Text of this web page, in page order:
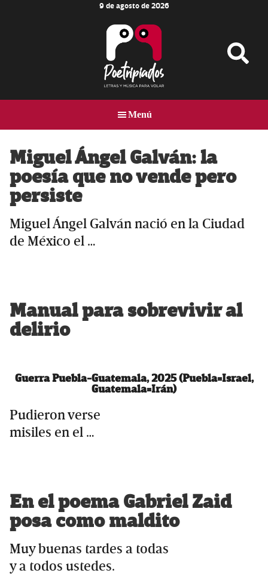
9 de agosto de 2026
MÚSICA
PARA
Menú
Miguel Ángel Galván: la
poesía que no vende pero
persiste
Miguel Ángel Galván nació en la Ciudad
de México el …
Manual para sobrevivir al
delirio
Guerra Puebla-Guatemala, 2025 (Puebla=Israel,
Guatemala=Irán)
Pudieron verse
misiles en el …
En el poema Gabriel Zaid
posa como maldito
Muy buenas tardes a todas
y a todos ustedes.